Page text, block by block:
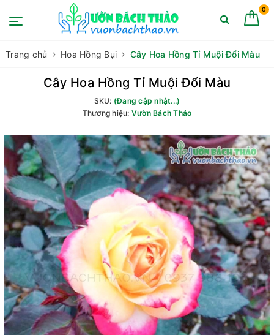
0
Trang chủ Hoa Hồng Bụi Cây Hoa Hồng Tỉ Muội Đổi Màu
Cây Hoa Hồng Tỉ Muội Đổi Màu
SKU: (Đang cập nhật...)
Thương hiệu: Vườn Bách Thảo